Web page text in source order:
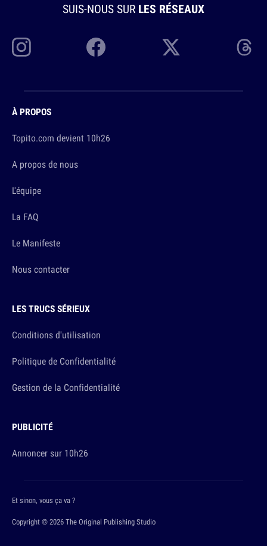
SUIS-NOUS SUR LES RÉSEAUX
À PROPOS
Topito.com devient 10h26
A propos de nous
L'équipe
La FAQ
Le Manifeste
Nous contacter
LES TRUCS SÉRIEUX
Conditions d'utilisation
Politique de Confidentialité
Gestion de la Confidentialité
PUBLICITÉ
Annoncer sur 10h26
Copyright © 2026 The Original Publishing Studio
Et sinon, vous ça va ?